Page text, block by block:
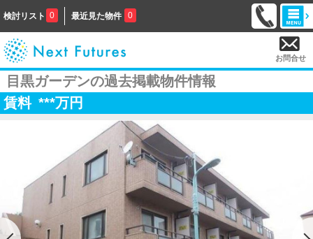
検討リスト 0 最近見た物件 0
お問合せ
目黒ガーデンの過去掲載物件情報
賃料 ***万円